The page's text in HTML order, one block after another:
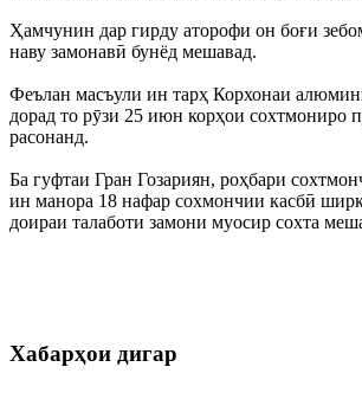
Ҳамчунин дар гирду аторофи он боғи
наву замонавӣ бунёд мешавад.
Феълан масъули ин тарҳ Корхонаи
дорад то рӯзи 25 июн корҳои сохтмониро
расонанд.
Ба гуфтаи Гран Гозариян, роҳбари
ин манора 18 нафар сохмончии касбӣ
доираи талаботи замони муосир сохта
Хабарҳои дигар